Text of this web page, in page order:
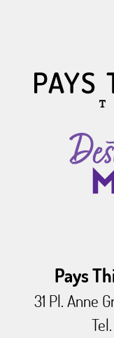
Pays
31 Pl. Anne